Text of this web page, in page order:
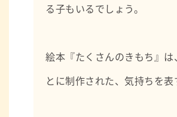
る子もいるでしょう。
絵本『たくさんのきもち』
とに制作された、気持ちを表